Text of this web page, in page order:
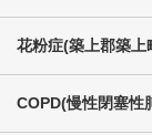
花粉症(築上郡築上
COPD(慢性閉塞性